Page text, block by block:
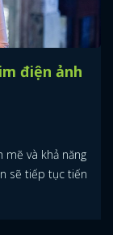
điện ảnh
mẽ và khả năng
sẽ tiếp tục tiến